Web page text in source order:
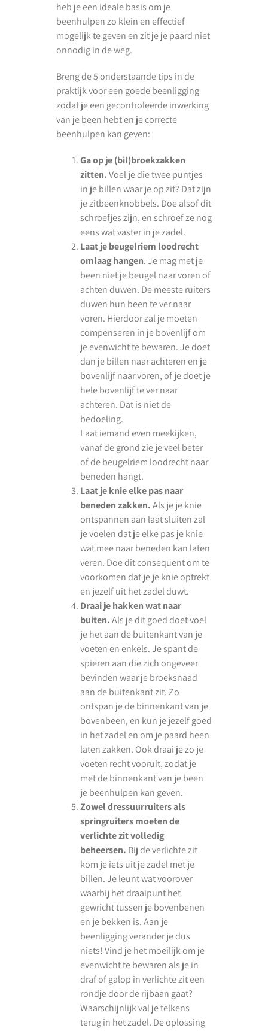
heb je een ideale basis om je
beenhulpen zo klein en effectief
mogelijk te geven en zit je je paard niet
onnodig in de weg.
Breng de 5 onderstaande tips in de
praktijk voor een goede beenligging
zodat je een gecontroleerde inwerking
van je been hebt en je correcte
beenhulpen kan geven:
Ga op je (bil)broekzakken
zitten.Voel je die twee puntjes
in je billen waar je op zit? Dat zijn
je zitbeenknobbels. Doe alsof dit
schroefjes zijn, en schroef ze nog
eens wat vaster in je zadel.
Laat je beugelriem loodrecht
omlaag hangen. Je mag met je
been niet je beugel naar voren of
achten duwen. De meeste ruiters
duwen hun been te ver naar
voren. Hierdoor zal je moeten
compenseren in je bovenlijf om
je evenwicht te bewaren. Je doet
dan je billen naar achteren en je
bovenlijf naar voren, of je doet je
hele bovenlijf te ver naar
achteren. Dat is niet de
bedoeling.
Laat iemand even meekijken,
vanaf de grond zie je veel beter
of de beugelriem loodrecht naar
beneden hangt.
Laat je knie elke pas naar
beneden zakken.Als je je knie
ontspannen aan laat sluiten zal
je voelen dat je elke pas je knie
wat mee naar beneden kan laten
veren. Doe dit consequent om te
voorkomen dat je je knie optrekt
en jezelf uit het zadel duwt.
Draai je hakken wat naar
buiten.Als je dit goed doet voel
je het aan de buitenkant van je
voeten en enkels. Je spant de
spieren aan die zich ongeveer
bevinden waar je broeksnaad
aan de buitenkant zit. Zo
ontspan je de binnenkant van je
bovenbeen, en kun je jezelf goed
in het zadel en om je paard heen
laten zakken. Ook draai je zo je
voeten recht vooruit, zodat je
met de binnenkant van je been
je beenhulpen kan geven.
Zowel dressuurruiters als
springruiters moeten de
verlichte zit volledig
beheersen. Bij de verlichte zit
kom je iets uit je zadel met je
billen. Je leunt wat voorover
waarbij het draaipunt het
gewricht tussen je bovenbenen
en je bekken is. Aan je
beenligging verander je dus
niets! Vind je het moeilijk om je
evenwicht te bewaren als je in
draf of galop in verlichte zit een
rondje door de rijbaan gaat?
Waarschijnlijk val je telkens
terug in het zadel. De oplossing